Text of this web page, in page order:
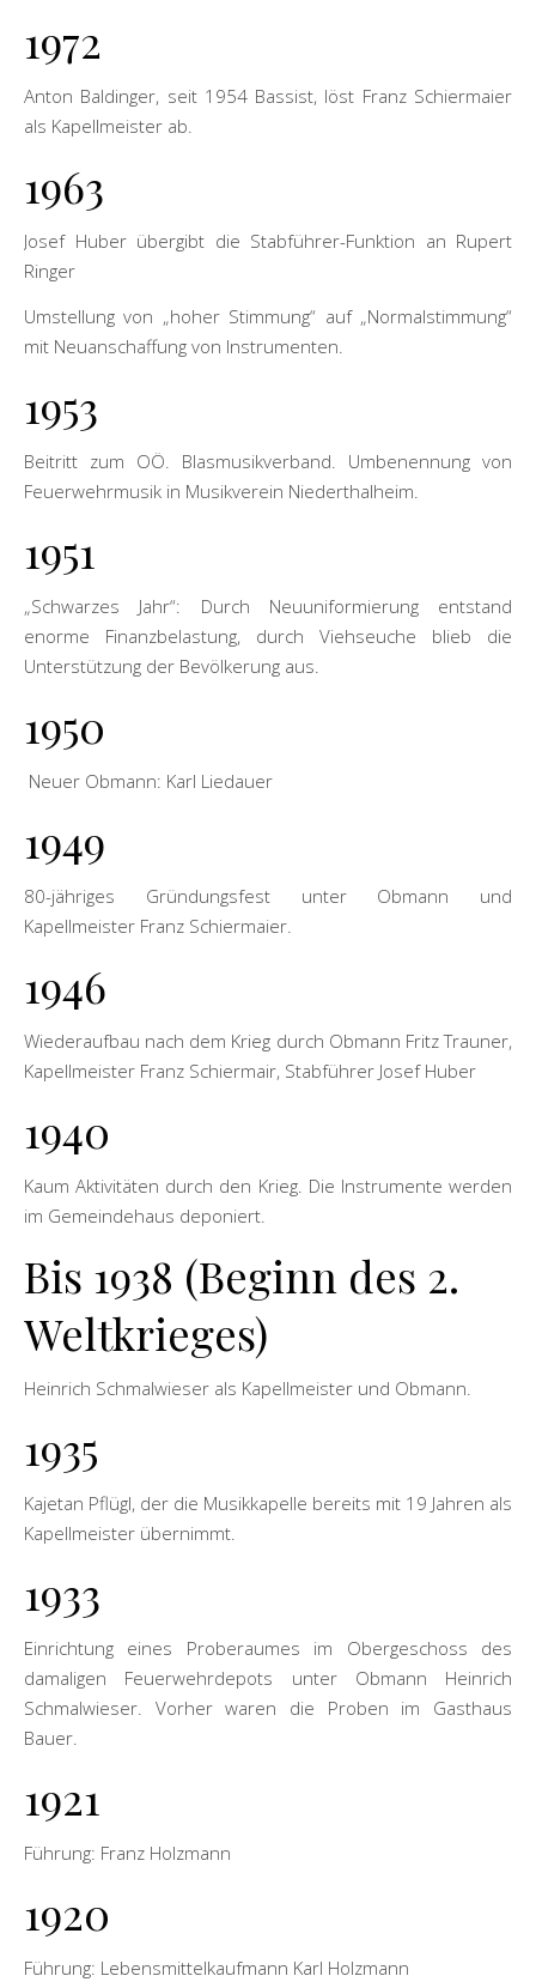
1972
Anton Baldinger, seit 1954 Bassist, löst Franz Schiermaier
als Kapellmeister ab.
1963
Josef Huber übergibt die Stabführer-Funktion an Rupert
Ringer
Umstellung von „hoher Stimmung“ auf „Normalstimmung“
mit Neuanschaffung von Instrumenten.
1953
Beitritt zum OÖ. Blasmusikverband. Umbenennung von
Feuerwehrmusik in Musikverein Niederthalheim.
1951
„Schwarzes Jahr“: Durch Neuuniformierung entstand
enorme Finanzbelastung, durch Viehseuche blieb die
Unterstützung der Bevölkerung aus.
1950
Neuer Obmann: Karl Liedauer
1949
80-jähriges Gründungsfest unter Obmann und
Kapellmeister Franz Schiermaier.
1946
Wiederaufbau nach dem Krieg durch Obmann Fritz Trauner,
Kapellmeister Franz Schiermair, Stabführer Josef Huber
1940
Kaum Aktivitäten durch den Krieg. Die Instrumente werden
im Gemeindehaus deponiert.
Bis 1938 (Beginn des 2.
Weltkrieges)
Heinrich Schmalwieser als Kapellmeister und Obmann.
1935
Kajetan Pflügl, der die Musikkapelle bereits mit 19 Jahren als
Kapellmeister übernimmt.
1933
Einrichtung eines Proberaumes im Obergeschoss des
damaligen Feuerwehrdepots unter Obmann Heinrich
Schmalwieser. Vorher waren die Proben im Gasthaus
Bauer.
1921
Führung: Franz Holzmann
1920
Führung: Lebensmittelkaufmann Karl Holzmann